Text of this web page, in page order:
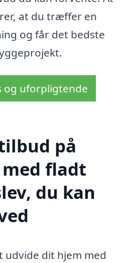
at du træffer en
og får det bedste
og uforpligtende
på
fladt
du kan
udvide dit hjem med